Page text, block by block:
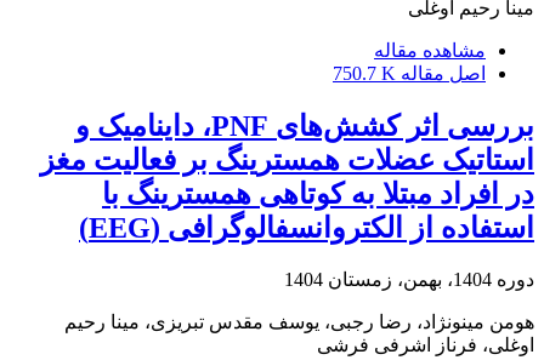
مینا رحیم اوغلی
مشاهده مقاله
اصل مقاله 750.7 K
بررسی اثر کشش‌های PNF، داینامیک و
استاتیک عضلات همسترینگ بر فعالیت مغز
در افراد مبتلا به کوتاهی همسترینگ با
استفاده از الکتروانسفالوگرافی (EEG)
دوره 1404، بهمن، زمستان 1404
هومن مینونژاد، رضا رجبی، یوسف مقدس تبریزی، مینا رحیم
اوغلی، فرناز اشرفی فرشی